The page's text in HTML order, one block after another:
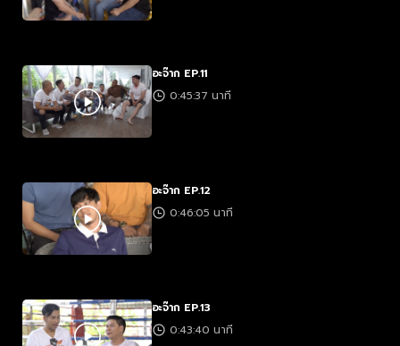
อะจ๊าก EP.11
0:45:37 นาที
อะจ๊าก EP.12
0:46:05 นาที
อะจ๊าก EP.13
0:43:40 นาที